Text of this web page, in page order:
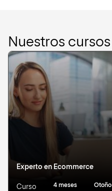
Nuestros cursos
Experto en Ecommerce
Curso 4 meses Otoño